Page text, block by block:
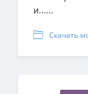
и......
Скачать